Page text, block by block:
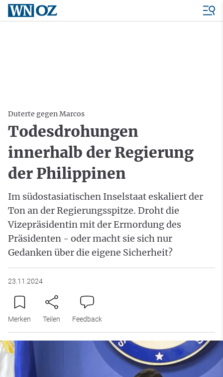
Duterte gegen Marcos
Todesdrohungen
innerhalb der Regierung
der Philippinen
Im südostasiatischen Inselstaat eskaliert der
Ton an der Regierungsspitze. Droht die
Vizepräsidentin mit der Ermordung des
Präsidenten - oder macht sie sich nur
Gedanken über die eigene Sicherheit?
23.11.2024
Merken Teilen Feedback